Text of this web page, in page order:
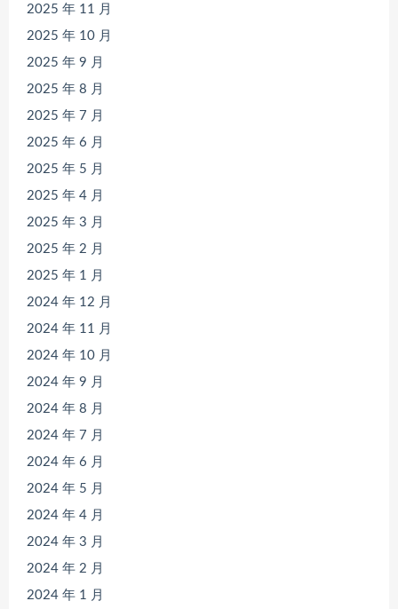
2025 年 11 月
2025 年 10 月
2025 年 9 月
2025 年 8 月
2025 年 7 月
2025 年 6 月
2025 年 5 月
2025 年 4 月
2025 年 3 月
2025 年 2 月
2025 年 1 月
2024 年 12 月
2024 年 11 月
2024 年 10 月
2024 年 9 月
2024 年 8 月
2024 年 7 月
2024 年 6 月
2024 年 5 月
2024 年 4 月
2024 年 3 月
2024 年 2 月
2024 年 1 月